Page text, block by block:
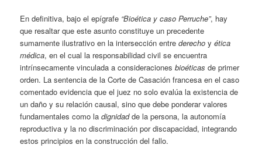
En definitiva, bajo el epígrafe “Bioética y caso Perruche”, hay
que resaltar que este asunto constituye un precedente
sumamente ilustrativo en la intersección entrederecho yética
médica, en el cual la responsabilidad civil se encuentra
intrínsecamente vinculada a consideracionesbioéticas de primer
orden. La sentencia de la Corte de Casación francesa en el caso
comentado evidencia que el juez no solo evalúa la existencia de
un daño y su relación causal, sino que debe ponderar valores
fundamentales como ladignidadde la persona, la autonomía
reproductiva y la no discriminación por discapacidad, integrando
estos principios en la construcción del fallo.